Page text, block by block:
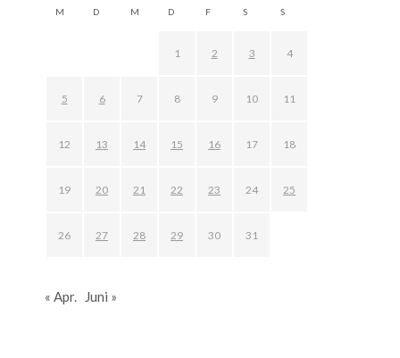
M D M D F S S
1 2 3 4
5 6 7 8 9 10 11
12 13 14 15 16 17 18
19 20 21 22 23 24 25
26 27 28 29 30 31
« Apr. Juni »